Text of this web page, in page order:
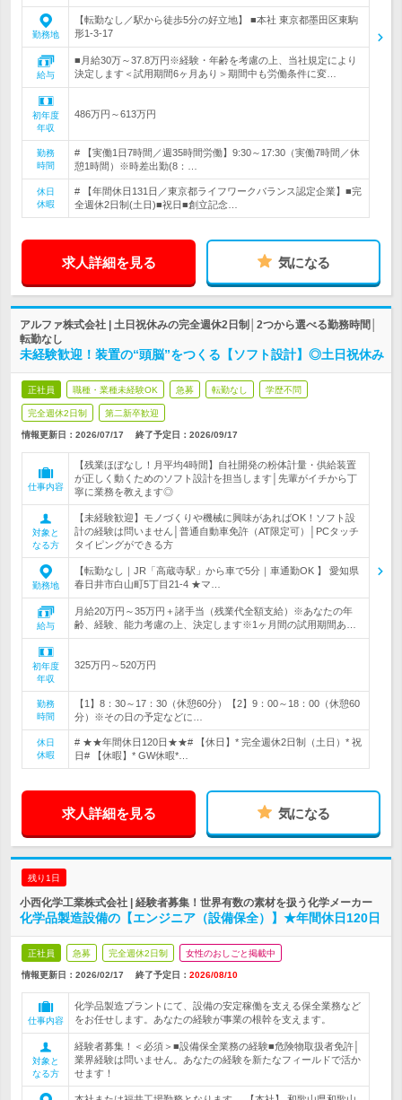
勤務地
【転勤なし／駅から徒歩5分の好立地】 ■本社 東京都墨田区東駒
形1-3-17
給与
■月給30万～37.8万円※経験・年齢を考慮の上、当社規定により
決定します＜試用期間6ヶ月あり＞期間中も労働条件に変…
初年度
年収
486万円～613万円
勤務
時間
# 【実働1日7時間／週35時間労働】9:30～17:30（実働7時間／休
憩1時間）※時差出勤(8：…
休日
休暇
# 【年間休日131日／東京都ライフワークバランス認定企業】■完
全週休2日制(土日)■祝日■創立記念…
求人詳細を見る 気になる
アルファ株式会社 | 土日祝休みの完全週休2日制│2つから選べる勤務時間│
転勤なし
未経験歓迎！装置の“頭脳”をつくる【ソフト設計】◎土日祝休み
正社員 職種・業種未経験OK 急募 転勤なし 学歴不問
完全週休2日制 第二新卒歓迎
情報更新日：2026/07/17 終了予定日： 2026/09/17
仕事内容
【残業ほぼなし！月平均4時間】自社開発の粉体計量・供給装置
が正しく動くためのソフト設計を担当します│先輩がイチから丁
寧に業務を教えます◎
対象と
なる方
【未経験歓迎】モノづくりや機械に興味があればOK！ソフト設
計の経験は問いません│普通自動車免許（AT限定可）│PCタッチ
タイピングができる方
勤務地
【転勤なし｜JR「高蔵寺駅」から車で5分｜車通勤OK 】 愛知県
春日井市白山町5丁目21-4 ★マ…
給与
月給20万円～35万円＋諸手当（残業代全額支給）※あなたの年
齢、経験、能力考慮の上、決定します※1ヶ月間の試用期間あ…
初年度
年収
325万円～520万円
勤務
時間
【1】8：30～17：30（休憩60分）【2】9：00～18：00（休憩60
分）※その日の予定などに…
休日
休暇
# ★★年間休日120日★★# 【休日】* 完全週休2日制（土日）* 祝
日# 【休暇】* GW休暇*…
求人詳細を見る 気になる
残り1日
小西化学工業株式会社 | 経験者募集！世界有数の素材を扱う化学メーカー
化学品製造設備の【エンジニア（設備保全）】★年間休日120日
正社員 急募 完全週休2日制 女性のおしごと掲載中
情報更新日：2026/02/17 終了予定日： 2026/08/10
仕事内容
化学品製造プラントにて、設備の安定稼働を支える保全業務など
をお任せします。あなたの経験が事業の根幹を支えます。
対象と
なる方
経験者募集！＜必須＞■設備保全業務の経験■危険物取扱者免許│
業界経験は問いません。あなたの経験を新たなフィールドで活か
せます！